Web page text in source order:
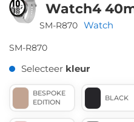
Watch4
SM-R870 Watch
SM-R870
Selecteer kleur
BESPOKE
EDITION
BLACK